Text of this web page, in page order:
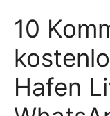
10
Hafen